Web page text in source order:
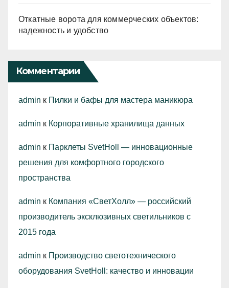
Откатные ворота для коммерческих объектов:
надежность и удобство
Комментарии
admin к Пилки и бафы для мастера маникюра
admin к Корпоративные хранилища данных
admin к Парклеты SvetHoll — инновационные
решения для комфортного городского
пространства
admin к Компания «СветХолл» — российский
производитель эксклюзивных светильников с
2015 года
admin к Производство светотехнического
оборудования SvetHoll: качество и инновации